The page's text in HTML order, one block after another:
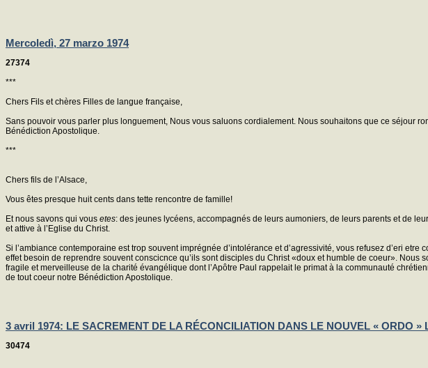
Mercoledì, 27 marzo 1974
27374
***
Chers Fils et chères Filles de langue française,
Sans pouvoir vous parler plus longuement, Nous vous saluons cordialement. Nous souhaitons que ce séjour
Bénédiction Apostolique.
***
Chers fils de l’Alsace,
Vous êtes presque huit cents dans tette rencontre de famille!
Et nous savons qui vous etes: des jeunes lycéens, accompagnés de leurs aumoniers, de leurs parents et de
et attive à l’Eglise du Christ.
Si l’ambiance contemporaine est trop souvent imprégnée d’intolérance et d’agressivité, vous refusez d’eri
effet besoin de reprendre souvent conscicnce qu’ils sont disciples du Christ «doux et humble de coeur».
fragile et merveilleuse de la charité évangélique dont l’Apôtre Paul rappelait le primat à la communauté
de tout coeur notre Bénédiction Apostolique.
3 avril 1974: LE SACREMENT DE LA RÉCONCILIATION DANS LE NOUVEL « ORDO »
30474